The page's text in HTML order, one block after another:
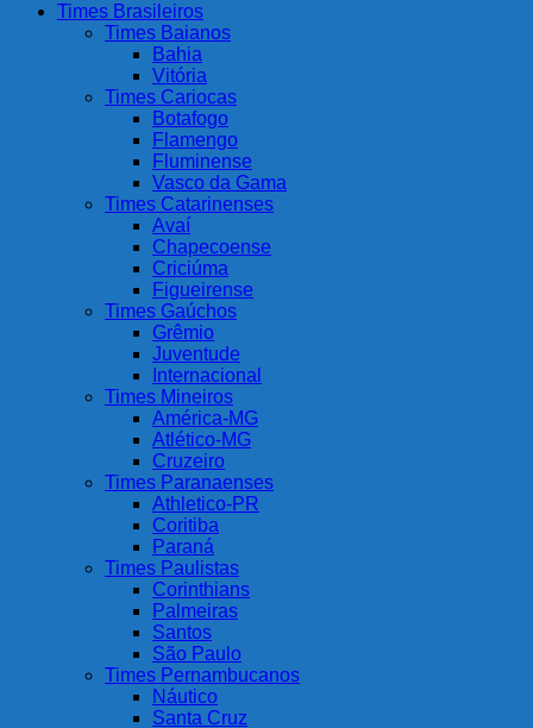
Times Brasileiros
Times Baianos
Bahia
Vitória
Times Cariocas
Botafogo
Flamengo
Fluminense
Vasco da Gama
Times Catarinenses
Avaí
Chapecoense
Criciúma
Figueirense
Times Gaúchos
Grêmio
Juventude
Internacional
Times Mineiros
América-MG
Atlético-MG
Cruzeiro
Times Paranaenses
Athletico-PR
Coritiba
Paraná
Times Paulistas
Corinthians
Palmeiras
Santos
São Paulo
Times Pernambucanos
Náutico
Santa Cruz